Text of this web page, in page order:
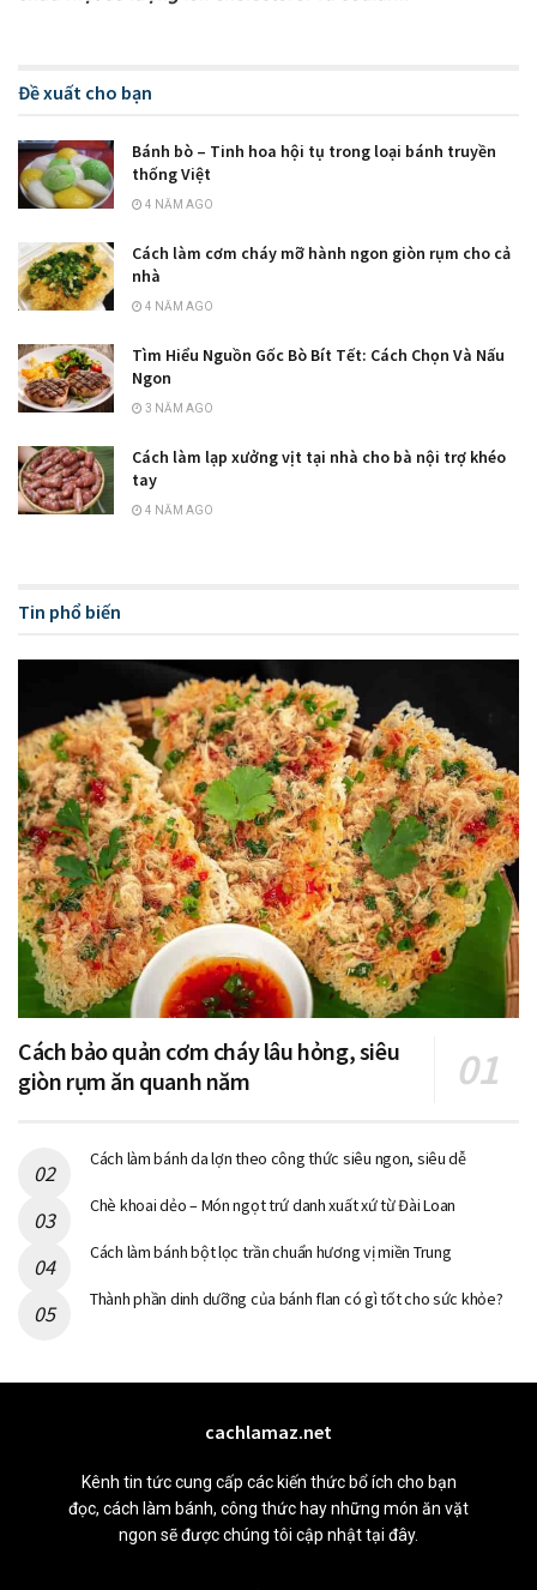
Đề xuất cho bạn
Bánh bò – Tinh hoa hội tụ trong loại bánh truyền
thống Việt
4 NĂM AGO
Cách làm cơm cháy mỡ hành ngon giòn rụm cho cả
nhà
4 NĂM AGO
Tìm Hiểu Nguồn Gốc Bò Bít Tết: Cách Chọn Và Nấu
Ngon
3 NĂM AGO
Cách làm lạp xưởng vịt tại nhà cho bà nội trợ khéo
tay
4 NĂM AGO
Tin phổ biến
Cách bảo quản cơm cháy lâu hỏng, siêu
giòn rụm ăn quanh năm
Cách làm bánh da lợn theo công thức siêu ngon, siêu dễ
Chè khoai dẻo – Món ngọt trứ danh xuất xứ từ Đài Loan
Cách làm bánh bột lọc trần chuẩn hương vị miền Trung
Thành phần dinh dưỡng của bánh flan có gì tốt cho sức khỏe?
cachlamaz.net
Kênh tin tức cung cấp các kiến thức bổ ích cho bạn
đọc, cách làm bánh, công thức hay những món ăn vặt
ngon sẽ được chúng tôi cập nhật tại đây.